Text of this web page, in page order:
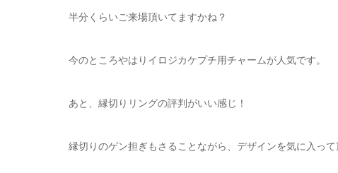
半分くらいご来場頂いてますかね？
今のところやはりイロジカケプチ用チャームが人気です。
あと、縁切りリングの評判がいい感じ！
縁切りのゲン担ぎもさることながら、デザインを気に入って